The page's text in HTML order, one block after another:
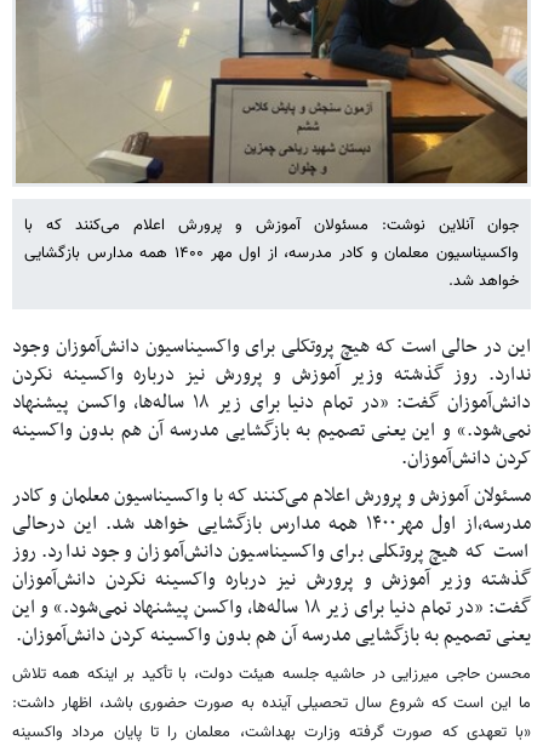
جوان آنلاین نوشت: مسئولان آموزش و پرورش اعلام می‌کنند که با
واکسیناسیون معلمان و کادر مدرسه، از اول مهر ۱۴۰۰ همه مدارس بازگشایی
خواهد شد.
این در حالی است که هیچ پروتکلی برای واکسیناسیون دانش‌آموزان وجود
ندارد. روز گذشته وزیر آموزش و پرورش نیز درباره واکسینه نکردن
دانش‌آموزان گفت: «در تمام دنیا برای زیر ۱۸ ساله‌ها، واکسن پیشنهاد
نمی‌شود.» و این یعنی تصمیم به بازگشایی مدرسه آن هم بدون واکسینه
کردن دانش‌آموزان.
مسئولان آموزش و پرورش اعلام می‌کنند که با واکسیناسیون معلمان و کادر
مدرسه،از اول مهر۱۴۰۰ همه مدارس بازگشایی خواهد شد. این درحالی
است که هیچ پروتکلی برای واکسیناسیون دانش‌آموزان وجود ندارد. روز
گذشته وزیر آموزش و پرورش نیز درباره واکسینه نکردن دانش‌آموزان
گفت: «در تمام دنیا برای زیر ۱۸ ساله‌ها، واکسن پیشنهاد نمی‌شود.» و این
یعنی تصمیم به بازگشایی مدرسه آن هم بدون واکسینه کردن دانش‌آموزان.
محسن حاجی میرزایی در حاشیه جلسه هیئت دولت، با تأکید بر اینکه همه تلاش
ما این است که شروع سال تحصیلی آینده به صورت حضوری باشد، اظهار داشت:
«با تعهدی که صورت گرفته وزارت بهداشت، معلمان را تا پایان مرداد واکسینه